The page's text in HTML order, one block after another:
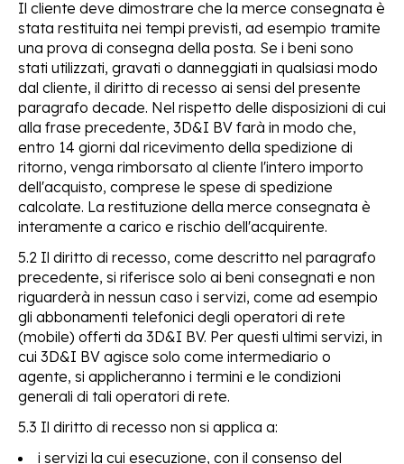
Il cliente deve dimostrare che la merce consegnata è
stata restituita nei tempi previsti, ad esempio tramite
una prova di consegna della posta. Se i beni sono
stati utilizzati, gravati o danneggiati in qualsiasi modo
dal cliente, il diritto di recesso ai sensi del presente
paragrafo decade. Nel rispetto delle disposizioni di cui
alla frase precedente, 3D&I BV farà in modo che,
entro 14 giorni dal ricevimento della spedizione di
ritorno, venga rimborsato al cliente l'intero importo
dell'acquisto, comprese le spese di spedizione
calcolate. La restituzione della merce consegnata è
interamente a carico e rischio dell'acquirente.
5.2 Il diritto di recesso, come descritto nel paragrafo
precedente, si riferisce solo ai beni consegnati e non
riguarderà in nessun caso i servizi, come ad esempio
gli abbonamenti telefonici degli operatori di rete
(mobile) offerti da 3D&I BV. Per questi ultimi servizi, in
cui 3D&I BV agisce solo come intermediario o
agente, si applicheranno i termini e le condizioni
generali di tali operatori di rete.
5.3 Il diritto di recesso non si applica a:
i servizi la cui esecuzione, con il consenso del